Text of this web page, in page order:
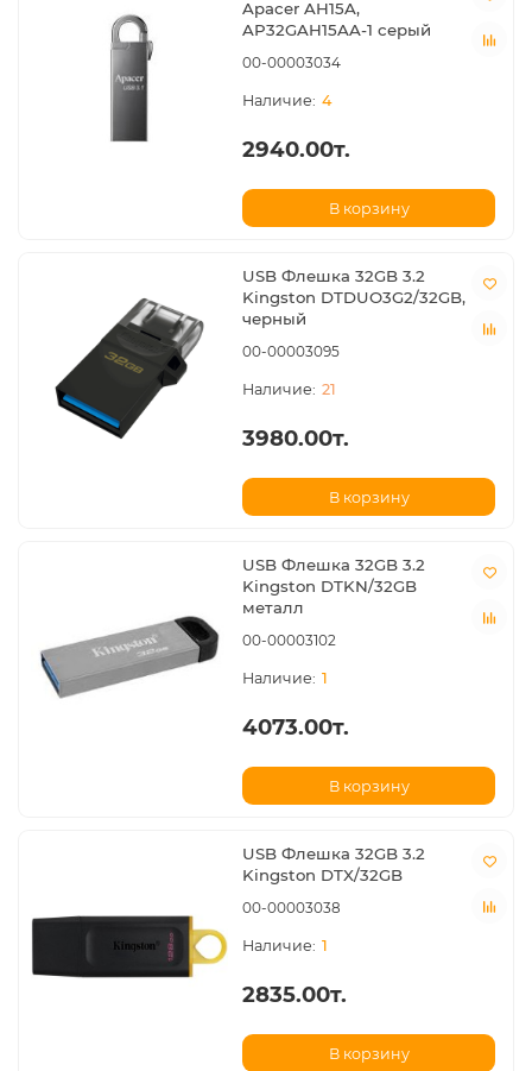
Apacer AH15A,
AP32GAH15AA-1 серый
00-00003034
4
2940.00т.
В корзину
USB Флешка 32GB 3.2
Kingston DTDUO3G2/32GB,
черный
00-00003095
21
3980.00т.
В корзину
USB Флешка 32GB 3.2
Kingston DTKN/32GB
металл
00-00003102
1
4073.00т.
В корзину
USB Флешка 32GB 3.2
Kingston DTX/32GB
00-00003038
1
2835.00т.
В корзину